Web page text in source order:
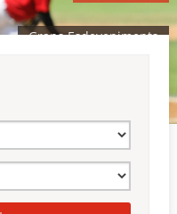
▼
Grans Esdeveniments